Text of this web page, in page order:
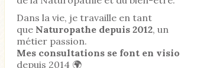
Dans la vie, je travaille en tant
que Naturopathe depuis 2012, un
métier passion.
Mes consultations se font en visio
depuis 2014 🌍